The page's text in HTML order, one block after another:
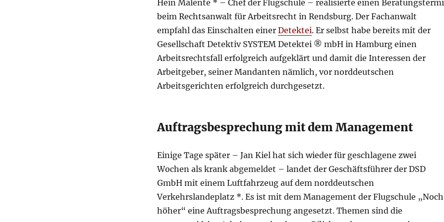
Hein Malente * – Chef der Flugschule – realisierte einen
beim Rechtsanwalt für Arbeitsrecht in Rendsburg. Der Fachanwalt
empfahl das Einschalten einer Detektei. Er selbst habe bereits mit der
Gesellschaft Detektiv SYSTEM Detektei ® mbH in Hamburg einen
Arbeitsrechtsfall erfolgreich aufgeklärt und damit die Interessen der
Arbeitgeber, seiner Mandanten nämlich, vor norddeutschen
Arbeitsgerichten erfolgreich durchgesetzt.
Auftragsbesprechung mit dem Management
Einige Tage später – Jan Kiel hat sich wieder für geschlagene zwei
Wochen als krank abgemeldet – landet der Geschäftsführer der DSD
GmbH mit einem Luftfahrzeug auf dem norddeutschen
Verkehrslandeplatz *. Es ist mit dem Management der Flugschule „Noch
höher“ eine Auftragsbesprechung angesetzt. Themen sind die